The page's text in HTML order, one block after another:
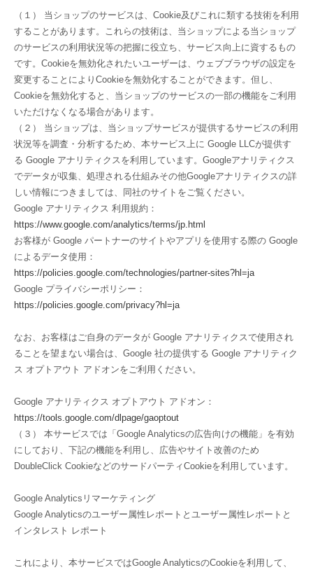
（１） 当ショップのサービスは、Cookie及びこれに類する技術を利用
することがあります。これらの技術は、当ショップによる当ショップ
のサービスの利用状況等の把握に役立ち、サービス向上に資するもの
です。Cookieを無効化されたいユーザーは、ウェブブラウザの設定を
変更することによりCookieを無効化することができます。但し、
Cookieを無効化すると、当ショップのサービスの一部の機能をご利用
いただけなくなる場合があります。
（２） 当ショップは、当ショップサービスが提供するサービスの利用
状況等を調査・分析するため、本サービス上に Google LLCが提供す
る Google アナリティクスを利用しています。Googleアナリティクス
でデータが収集、処理される仕組みその他Googleアナリティクスの詳
しい情報につきましては、同社のサイトをご覧ください。
Google アナリティクス 利用規約：
https://www.google.com/analytics/terms/jp.html
お客様が Google パートナーのサイトやアプリを使用する際の Google
によるデータ使用：
https://policies.google.com/technologies/partner-sites?hl=ja
Google プライバシーポリシー：
https://policies.google.com/privacy?hl=ja
なお、お客様はご自身のデータが Google アナリティクスで使用され
ることを望まない場合は、Google 社の提供する Google アナリティク
ス オプトアウト アドオンをご利用ください。
Google アナリティクス オプトアウト アドオン：
https://tools.google.com/dlpage/gaoptout
（３） 本サービスでは「Google Analyticsの広告向けの機能」を有効
にしており、下記の機能を利用し、広告やサイト改善のため
DoubleClick CookieなどのサードパーティCookieを利用しています。
Google Analyticsリマーケティング
Google Analyticsのユーザー属性レポートとユーザー属性レポートと
インタレスト レポート
これにより、本サービスではGoogle AnalyticsのCookieを利用して、